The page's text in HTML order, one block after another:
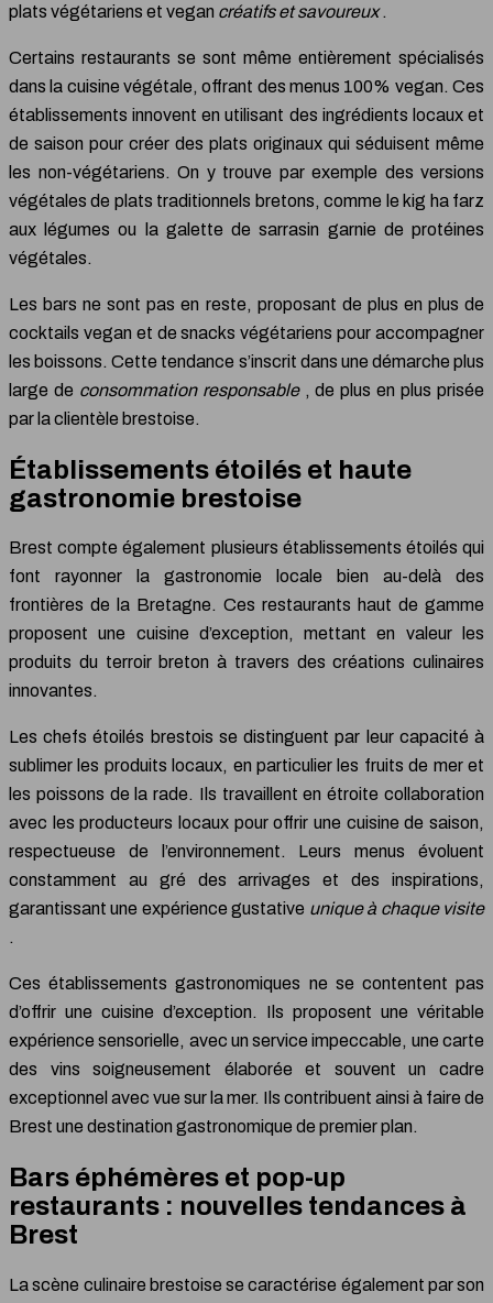
plats végétariens et vegan créatifs et savoureux.
Certains restaurants se sont même entièrement spécialisés
dans la cuisine végétale, offrant des menus 100% vegan. Ces
établissements innovent en utilisant des ingrédients locaux et
de saison pour créer des plats originaux qui séduisent même
les non-végétariens. On y trouve par exemple des versions
végétales de plats traditionnels bretons, comme le kig ha farz
aux légumes ou la galette de sarrasin garnie de protéines
végétales.
Les bars ne sont pas en reste, proposant de plus en plus de
cocktails vegan et de snacks végétariens pour accompagner
les boissons. Cette tendance s’inscrit dans une démarche plus
large de consommation responsable , de plus en plus prisée
par la clientèle brestoise.
Établissements étoilés et haute
gastronomie brestoise
Brest compte également plusieurs établissements étoilés qui
font rayonner la gastronomie locale bien au-delà des
frontières de la Bretagne. Ces restaurants haut de gamme
proposent une cuisine d’exception, mettant en valeur les
produits du terroir breton à travers des créations culinaires
innovantes.
Les chefs étoilés brestois se distinguent par leur capacité à
sublimer les produits locaux, en particulier les fruits de mer et
les poissons de la rade. Ils travaillent en étroite collaboration
avec les producteurs locaux pour offrir une cuisine de saison,
respectueuse de l’environnement. Leurs menus évoluent
constamment au gré des arrivages et des inspirations,
garantissant une expérience gustative unique à chaque visite
.
Ces établissements gastronomiques ne se contentent pas
d’offrir une cuisine d’exception. Ils proposent une véritable
expérience sensorielle, avec un service impeccable, une carte
des vins soigneusement élaborée et souvent un cadre
exceptionnel avec vue sur la mer. Ils contribuent ainsi à faire de
Brest une destination gastronomique de premier plan.
Bars éphémères et pop-up
restaurants : nouvelles tendances à
Brest
La scène culinaire brestoise se caractérise également par son